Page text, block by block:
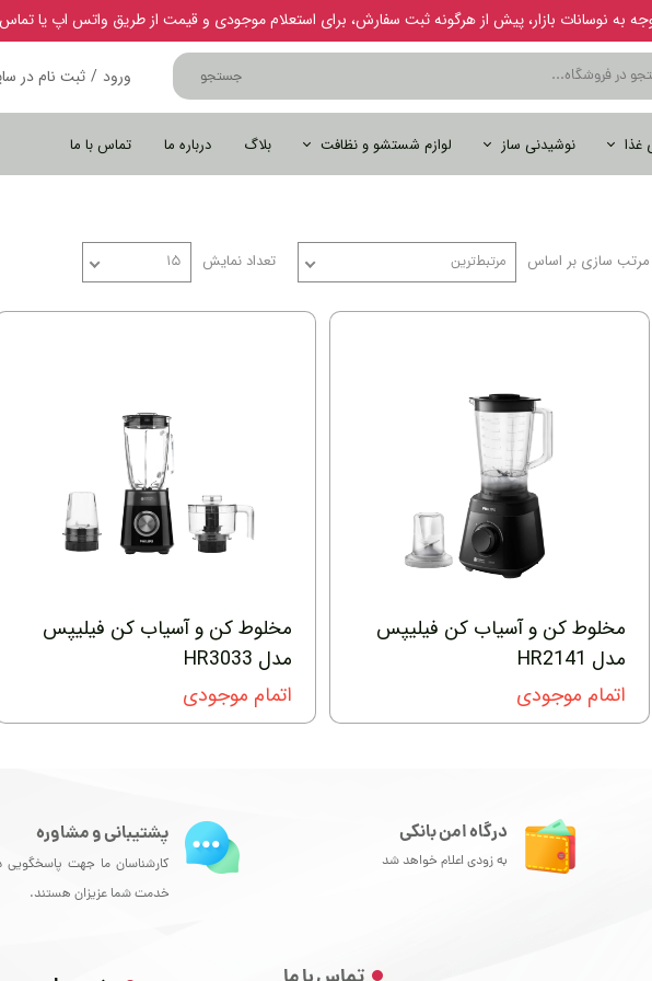
جستجو ورود / ثبت نام در
حساب کاربری من
تغییر گذر واژه غذا نوشیدنی ساز لوازم شستشو و نظافت بلاگ درباره ما تماس با ما
به نوسانات بازار، پیش از هرگونه ثبت سفارش، برای استعلام موجودی و قیمت از طریق واتس اپ یا تماس
مرتب سازی بر اساس مرتبط‌ترین تعداد نمایش ۱۵
مخلوط کن و آسیاب کن فیلیپس
مدل HR2141
اتمام موجودی
مخلوط کن و آسیاب کن فیلیپس
مدل HR3033
اتمام موجودی
درگاه امن بانکی
به زودی اعلام خواهد شد
پشتیبانی و مشاوره
کارشناسان ما جهت پاسخگویی
خدمت شما عزیزان هستند.